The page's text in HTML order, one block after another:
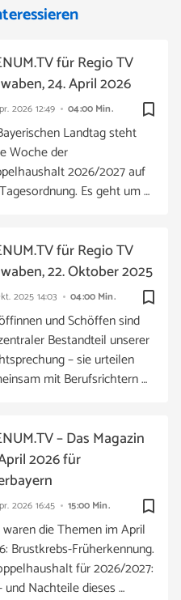
bookmark_border
2026 12:49 04:00 Min.
für Regio TV
24. April 2026
Landtag steht
Woche der
2026/2027 auf
Es geht um …
bookmark_border
2025 14:03 04:00 Min.
für Regio TV
22. Oktober 2025
und Schöffen sind
Bestandteil unserer
– sie urteilen
mit Berufsrichtern …
bookmark_border
2026 16:45 15:00 Min.
– Das Magazin
2026 für
die Themen im April
Brustkrebs-Früherkennung.
für 2026/2027:
und Nachteile dieses …